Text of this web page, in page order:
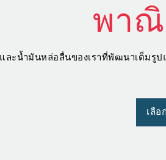
พา
ละน้ำมันหล่อลื่นของเราที่พัฒนาเต็ม
เลื